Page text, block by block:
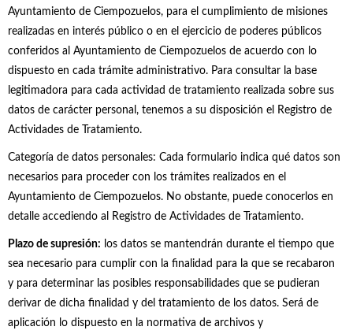
Ayuntamiento de Ciempozuelos, para el cumplimiento de misiones
realizadas en interés público o en el ejercicio de poderes públicos
conferidos al Ayuntamiento de Ciempozuelos de acuerdo con lo
dispuesto en cada trámite administrativo. Para consultar la base
legitimadora para cada actividad de tratamiento realizada sobre sus
datos de carácter personal, tenemos a su disposición el Registro de
Actividades de Tratamiento.
Categoría de datos personales: Cada formulario indica qué datos son
necesarios para proceder con los trámites realizados en el
Ayuntamiento de Ciempozuelos. No obstante, puede conocerlos en
detalle accediendo al Registro de Actividades de Tratamiento.
Plazo de supresión: los datos se mantendrán durante el tiempo que
sea necesario para cumplir con la finalidad para la que se recabaron
y para determinar las posibles responsabilidades que se pudieran
derivar de dicha finalidad y del tratamiento de los datos. Será de
aplicación lo dispuesto en la normativa de archivos y